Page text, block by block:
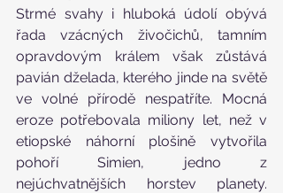
Strmé svahy i hluboká údolí obývá
řada vzácných živočichů, tamním
opravdovým králem však zůstává
pavián dželada, kterého jinde na světě
ve volné přírodě nespatříte. Mocná
eroze potřebovala miliony let, než v
etiopské náhorní plošině vytvořila
pohoří Simien, jedno z
nejúchvatnějších horstev planety.